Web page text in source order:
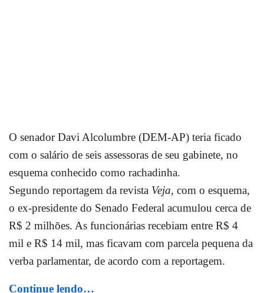
O senador Davi Alcolumbre (DEM-AP) teria ficado
com o salário de seis assessoras de seu gabinete, no
esquema conhecido como rachadinha.
Segundo reportagem da revista Veja, com o esquema,
o ex-presidente do Senado Federal acumulou cerca de
R$ 2 milhões. As funcionárias recebiam entre R$ 4
mil e R$ 14 mil, mas ficavam com parcela pequena da
verba parlamentar, de acordo com a reportagem.
Continue lendo…